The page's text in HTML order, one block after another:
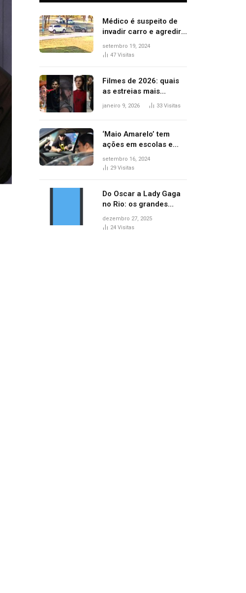
Médico é suspeito de
invadir carro e agredir
delegado aposentado
durante confusão no
setembro 19, 2024
47 Visitas
Filmes de 2026: quais
as estreias mais
aguardadas do ano?
janeiro 9, 2026 33 Visitas
‘Maio Amarelo’ tem
ações em escolas e
ruas para prevenir
acidentes no trânsito
setembro 16, 2024
29 Visitas
Do Oscar a Lady Gaga
no Rio: os grandes
marcos da cultura em
2025
dezembro 27, 2025
24 Visitas